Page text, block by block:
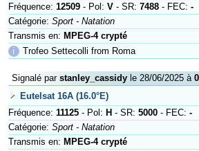
Fréquence: 12509- Pol: V- SR: 7488- FEC: -
Catégorie: Sport - Natation
Transmis en: MPEG-4 crypté
ℹ
Trofeo Settecolli from Roma
Signalé par stanley_cassidyle 28/06/2025 à
Eutelsat 16A (16.0°E)
Fréquence: 11125- Pol: H - SR: 5000- FEC: -
Catégorie: Sport - Natation
Transmis en: MPEG-4 crypté